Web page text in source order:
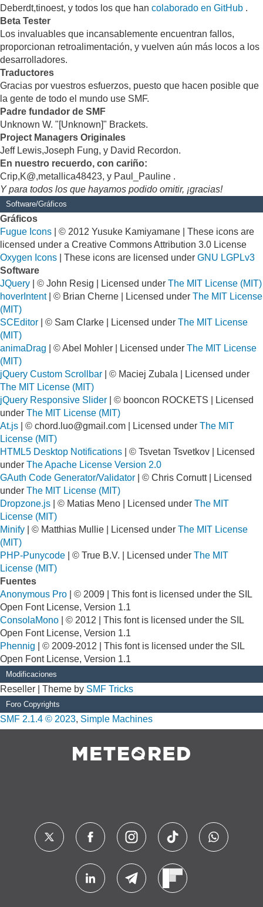
Deberdt,tinoest, y todos los que han colaborado en GitHub .
Beta Tester
Los invaluables que incansablemente encuentran fallos,
proporcionan retroalimentación, y vuelven aún más locos a los
desarrolladores.
Traductores
Gracias por vuestros esfuerzos, puesto que hacen posible que
la gente de todo el mundo use SMF.
Padre fundador de SMF
Unknown W. "[Unknown]" Brackets.
Project Managers Originales
Jeff Lewis,Joseph Fung, y David Recordon.
En nuestro recuerdo, con cariño:
Crip,K@,metallica48423, y Paul_Pauline .
Y para todos los que hayamos podido omitir, ¡gracias!
Software/Gráficos
Gráficos
Fugue Icons | © 2012 Yusuke Kamiyamane | These icons are
licensed under a Creative Commons Attribution 3.0 License
Oxygen Icons | These icons are licensed under GNU LGPLv3
Software
JQuery | © John Resig | Licensed under The MIT License (MIT)
hoverIntent| © Brian Cherne | Licensed under The MIT License
(MIT)
SCEditor | © Sam Clarke | Licensed under The MIT License
(MIT)
animaDrag | © Abel Mohler | Licensed under The MIT License
(MIT)
jQuery Custom Scrollbar | © Maciej Zubala | Licensed under
The MIT License (MIT)
jQuery Responsive Slider | © booncon ROCKETS | Licensed
under The MIT License (MIT)
At.js | © chord.luo@gmail.com | Licensed under The MIT
License (MIT)
HTML5 Desktop Notifications | © Tsvetan Tsvetkov | Licensed
under The Apache License Version 2.0
GAuth Code Generator/Validator | © Chris Cornutt | Licensed
under The MIT License (MIT)
Dropzone.js | © Matias Meno | Licensed under The MIT
License (MIT)
Minify | © Matthias Mullie | Licensed under The MIT License
(MIT)
PHP-Punycode | © True B.V. | Licensed under The MIT
License (MIT)
Fuentes
Anonymous Pro | © 2009 | This font is licensed under the SIL
Open Font License, Version 1.1
ConsolaMono | © 2012 | This font is licensed under the SIL
Open Font License, Version 1.1
Phennig | © 2009-2012 | This font is licensed under the SIL
Open Font License, Version 1.1
Modificaciones
Reseller | Theme by SMF Tricks
Foro Copyrights
SMF 2.1.4 © 2023, Simple Machines